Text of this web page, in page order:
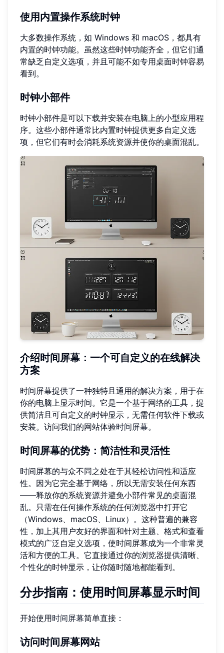
使用内置操作系统时钟
大多数操作系统，如 Windows 和 macOS，都具有
内置的时钟功能。虽然这些时钟功能齐全，但它们通
常缺乏自定义选项，并且可能不如专用桌面时钟容易
看到。
时钟小部件
时钟小部件是可以下载并安装在电脑上的小型应用程
序。这些小部件通常比内置时钟提供更多自定义选
项，但它们有时会消耗系统资源并使你的桌面混乱。
介绍时间屏幕：一个可自定义的在线解决
方案
时间屏幕提供了一种独特且通用的解决方案，用于在
你的电脑上显示时间。它是一个基于网络的工具，提
供简洁且可自定义的时钟显示，无需任何软件下载或
安装。访问我们的网站体验时间屏幕。
时间屏幕的优势：简洁性和灵活性
时间屏幕的与众不同之处在于其轻松访问性和适应
性。因为它完全基于网络，所以无需安装任何东西
——释放你的系统资源并避免小部件常见的桌面混
乱。只需在任何操作系统的任何浏览器中打开它
（Windows、macOS、Linux）。这种普遍的兼容
性，加上其用户友好的界面和针对主题、格式和查看
模式的广泛自定义选项，使时间屏幕成为一个非常灵
活和方便的工具。它直接通过你的浏览器提供清晰、
个性化的时钟显示，让你随时随地都能看到。
分步指南：使用时间屏幕显示时间
开始使用时间屏幕简单直接：
访问时间屏幕网站